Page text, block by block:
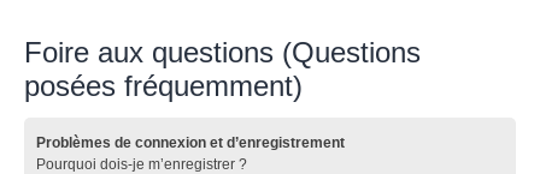
Foire aux questions (Questions
posées fréquemment)
Problèmes de connexion et d’enregistrement
Pourquoi dois-je m’enregistrer ?